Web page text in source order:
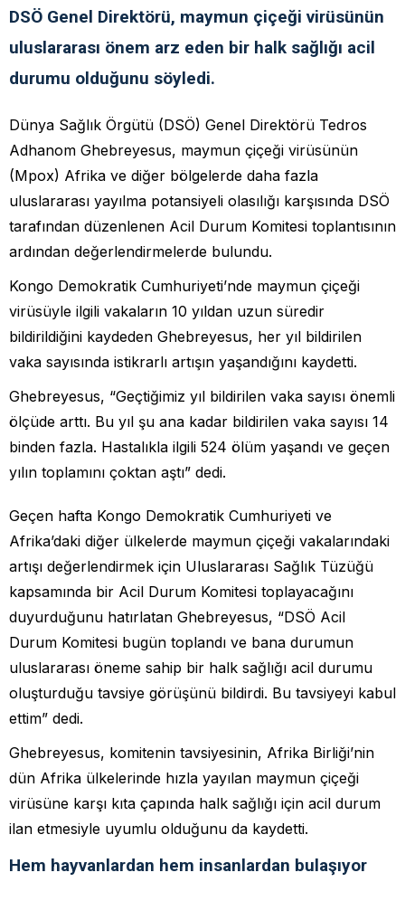
DSÖ Genel Direktörü, maymun çiçeği virüsünün
uluslararası önem arz eden bir halk sağlığı acil
durumu olduğunu söyledi.
Dünya Sağlık Örgütü (DSÖ) Genel Direktörü Tedros
Adhanom Ghebreyesus, maymun çiçeği virüsünün
(Mpox) Afrika ve diğer bölgelerde daha fazla
uluslararası yayılma potansiyeli olasılığı karşısında DSÖ
tarafından düzenlenen Acil Durum Komitesi toplantısının
ardından değerlendirmelerde bulundu.
Kongo Demokratik Cumhuriyeti’nde maymun çiçeği
virüsüyle ilgili vakaların 10 yıldan uzun süredir
bildirildiğini kaydeden Ghebreyesus, her yıl bildirilen
vaka sayısında istikrarlı artışın yaşandığını kaydetti.
Ghebreyesus, “Geçtiğimiz yıl bildirilen vaka sayısı önemli
ölçüde arttı. Bu yıl şu ana kadar bildirilen vaka sayısı 14
binden fazla. Hastalıkla ilgili 524 ölüm yaşandı ve geçen
yılın toplamını çoktan aştı” dedi.
Geçen hafta Kongo Demokratik Cumhuriyeti ve
Afrika’daki diğer ülkelerde maymun çiçeği vakalarındaki
artışı değerlendirmek için Uluslararası Sağlık Tüzüğü
kapsamında bir Acil Durum Komitesi toplayacağını
duyurduğunu hatırlatan Ghebreyesus, “DSÖ Acil
Durum Komitesi bugün toplandı ve bana durumun
uluslararası öneme sahip bir halk sağlığı acil durumu
oluşturduğu tavsiye görüşünü bildirdi. Bu tavsiyeyi kabul
ettim” dedi.
Ghebreyesus, komitenin tavsiyesinin, Afrika Birliği’nin
dün Afrika ülkelerinde hızla yayılan maymun çiçeği
virüsüne karşı kıta çapında halk sağlığı için acil durum
ilan etmesiyle uyumlu olduğunu da kaydetti.
Hem hayvanlardan hem insanlardan bulaşıyor